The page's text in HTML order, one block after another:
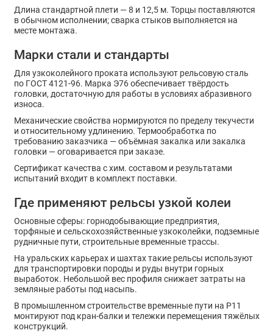
Длина стандартной плети — 8 и 12,5 м. Торцы поставляются
в обычном исполнении; сварка стыков выполняется на
месте монтажа.
Марки стали и стандарты
Для узкоколейного проката используют рельсовую сталь
по ГОСТ 4121-96. Марка Э76 обеспечивает твёрдость
головки, достаточную для работы в условиях абразивного
износа.
Механические свойства нормируются по пределу текучести
и относительному удлинению. Термообработка по
требованию заказчика — объёмная закалка или закалка
головки — оговаривается при заказе.
Сертификат качества с хим. составом и результатами
испытаний входит в комплект поставки.
Где применяют рельсы узкой колеи
Основные сферы: горнодобывающие предприятия,
торфяные и сельскохозяйственные узкоколейки, подземные
рудничные пути, строительные временные трассы.
На уральских карьерах и шахтах такие рельсы используют
для транспортировки породы и руды внутри горных
выработок. Небольшой вес профиля снижает затраты на
земляные работы под насыпь.
В промышленном строительстве временные пути на Р11
монтируют под кран-балки и тележки перемещения тяжёлых
конструкций.